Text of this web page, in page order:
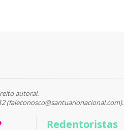
autoral.
(faleconosco@santuarionacional.com).
Redentoristas